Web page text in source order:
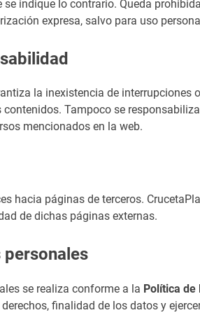
indique lo contrario. Queda
expresa, salvo para uso
la inexistencia de interrupciones
Tampoco se
mencionados en la web.
hacia páginas de terceros.
de dichas páginas externas.
se realiza conforme a la Política de
finalidad de los datos y